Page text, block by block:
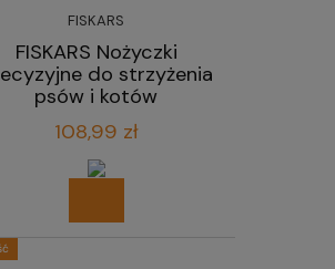
FISKARS
FISKARS Nożyczki
do strzyżenia
psów i kotów
profesjonalne 17 cm
108,99 zł